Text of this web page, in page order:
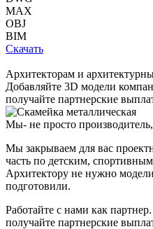
MAX
OBJ
BIM
Скачать
Архитекторам и
Добавляйте 3D модели
получайте партнерские
Мы- не просто производитель,
Мы закрываем для вас
часть по детским,
Архитектору не нужно
подготовили.
Работайте с нами как
получайте партнерские